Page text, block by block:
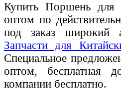
Купить Поршень для
оптом по
под заказ широкий
Запчасти для
Специальное
оптом, бесплатная
компании бесплатно.